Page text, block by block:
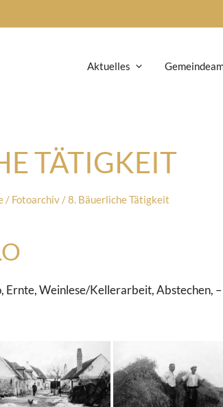
Aktuelles
TÄTIGKEIT
/ Fotoarchiv /8. Bäuerliche Tätigkeit
Ernte, Weinlese/Kellerarbeit, Abstechen,